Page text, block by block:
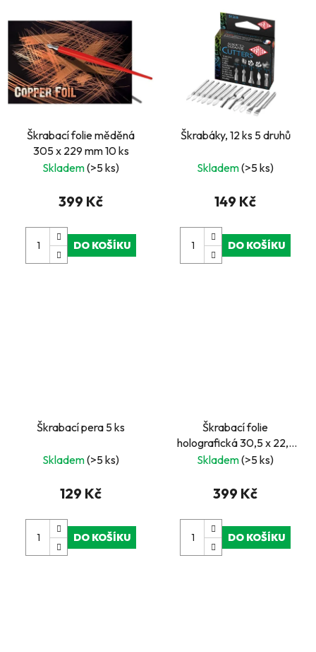
Škrabací folie měděná
305 x 229 mm 10 ks
Skladem(>5 ks)
399 Kč
DO KOŠÍKU
Škrabáky, 12 ks 5 druhů
Skladem(>5 ks)
149 Kč
DO KOŠÍKU
Škrabací pera 5 ks
Skladem(>5 ks)
129 Kč
DO KOŠÍKU
Škrabací folie
holografická 30,5 x 22,9
cm 10 ks
Skladem(>5 ks)
399 Kč
DO KOŠÍKU